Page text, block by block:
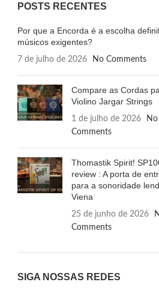
POSTS RECENTES
Por que a Encorda é a escolha
músicos exigentes?
7 de julho de 2026 No Comments
Compare as Cordas
Violino Jargar Strings
1 de julho de 2026
No
Comments
Thomastik Spirit!
review : A porta de
para a sonoridade
Viena
25 de junho de 2026
Comments
SIGA NOSSAS REDES